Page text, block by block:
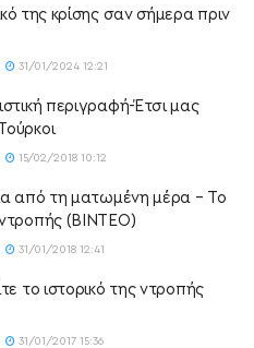
της κρίσης σαν σήμερα πριν
31/01/2024 12:21
περιγραφή-Έτσι μας
15/02/2018 10:12
από τη ματωμένη μέρα – Το
ντροπής (ΒΙΝΤΕΟ)
31/01/2018 12:41
το ιστορικό της ντροπής
31/01/2017 15:36